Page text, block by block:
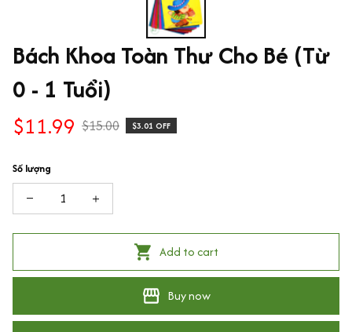
Bách Khoa Toàn Thư Cho Bé (Từ
0 - 1 Tuổi)
$11.99 $15.00 $3.01 OFF
Số lượng
Add to cart
Buy now